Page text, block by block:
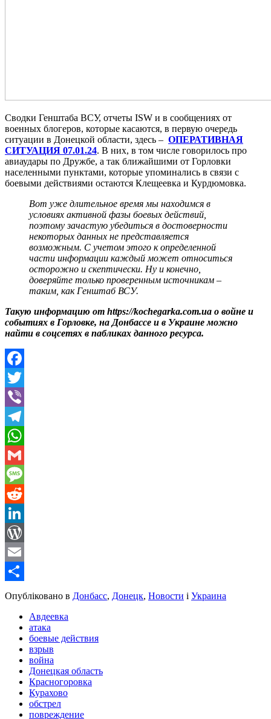
Сводки Генштаба ВСУ, отчеты ISW и в сообщениях от
военных блогеров, которые касаются, в первую очередь
ситуации в Донецкой области, здесь – ОПЕРАТИВНАЯ
СИТУАЦИЯ 07.01.24. В них, в том числе говорилось про
авиаудары по Дружбе, а так ближайшими от Горловки
населенными пунктами, которые упоминались в связи с
боевыми действиями остаются Клещеевка и Курдюмовка.
Вот уже длительное время мы находимся в
условиях активной фазы боевых действий,
поэтому зачастую убедиться в достоверности
некоторых данных не представляется
возможным. С учетом этого к определенной
части информации каждый может относиться
осторожно и скептически. Ну и конечно,
доверяйте только проверенным источникам –
таким, как Генштаб ВСУ.
Такую информацию от https://kochegarka.com.ua о войне и
событиях в Горловке, на Донбассе и в Украине можно
найти в соцсетях в пабликах данного ресурса.
Facebook
Twitter
Viber
Telegram
WhatsApp
Gmail
Message
Reddit
LinkedIn
WordPress
Email
Share
Опубліковано в Донбасс, Донецк, Новости і Украина
Авдеевка
атака
боевые действия
взрыв
война
Донецкая область
Красногоровка
Курахово
обстрел
повреждение